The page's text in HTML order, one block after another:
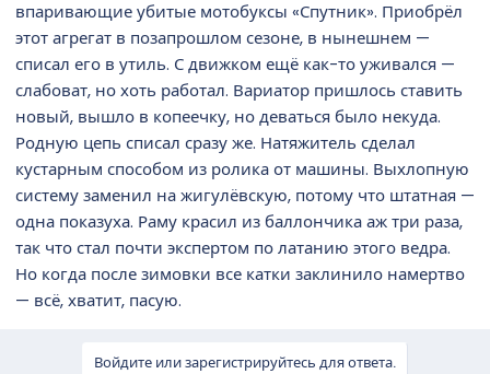
впаривающие убитые мотобуксы «Спутник». Приобрёл
этот агрегат в позапрошлом сезоне, в нынешнем —
списал его в утиль. С движком ещё как-то уживался —
слабоват, но хоть работал. Вариатор пришлось ставить
новый, вышло в копеечку, но деваться было некуда.
Родную цепь списал сразу же. Натяжитель сделал
кустарным способом из ролика от машины. Выхлопную
систему заменил на жигулёвскую, потому что штатная —
одна показуха. Раму красил из баллончика аж три раза,
так что стал почти экспертом по латанию этого ведра.
Но когда после зимовки все катки заклинило намертво
— всё, хватит, пасую.
Войдите или зарегистрируйтесь для ответа.